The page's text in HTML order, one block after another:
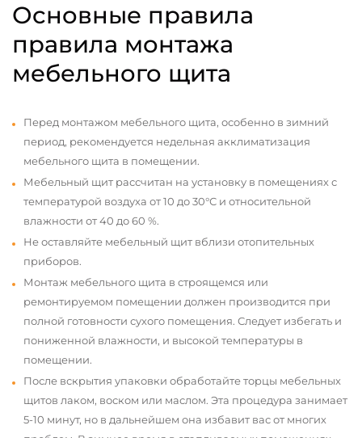
Основные правила
правила монтажа
мебельного щита
Перед монтажом мебельного щита, особенно в зимний
период, рекомендуется недельная акклиматизация
мебельного щита в помещении.
Мебельный щит рассчитан на установку в помещениях с
температурой воздуха от 10 до 30°С и относительной
влажности от 40 до 60 %.
Не оставляйте мебельный щит вблизи отопительных
приборов.
Монтаж мебельного щита в строящемся или
ремонтируемом помещении должен производится при
полной готовности сухого помещения. Следует избегать и
пониженной влажности, и высокой температуры в
помещении.
После вскрытия упаковки обработайте торцы мебельных
щитов лаком, воском или маслом. Эта процедура занимает
5-10 минут, но в дальнейшем она избавит вас от многих